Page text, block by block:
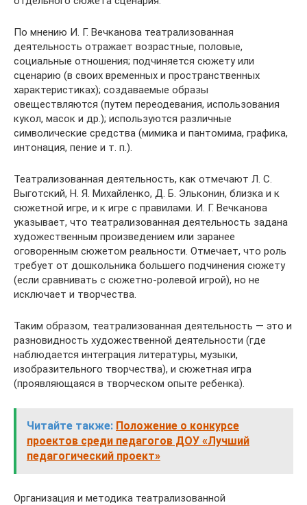
По мнению И. Г. Вечканова театрализованная
деятельность отражает возрастные, половые,
социальные отношения; подчиняется сюжету или
сценарию (в своих временных и пространственных
характеристиках); создаваемые образы
овеществляются (путем переодевания, использования
кукол, масок и др.); используются различные
символические средства (мимика и пантомима, графика,
интонация, пение и т. п.).
Театрализованная деятельность, как отмечают Л. С.
Выготский, Н. Я. Михайленко, Д. Б. Эльконин, близка и к
сюжетной игре, и к игре с правилами. И. Г. Вечканова
указывает, что театрализованная деятельность задана
художественным произведением или заранее
оговоренным сюжетом реальности. Отмечает, что роль
требует от дошкольника большего подчинения сюжету
(если сравнивать с сюжетно-ролевой игрой), но не
исключает и творчества.
Таким образом, театрализованная деятельность — это и
разновидность художественной деятельности (где
наблюдается интеграция литературы, музыки,
изобразительного творчества), и сюжетная игра
(проявляющаяся в творческом опыте ребенка).
Читайте также: Положение о конкурсе
проектов среди педагогов ДОУ «Лучший
педагогический проект»
Организация и методика театрализованной